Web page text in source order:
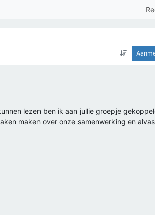
lezen ben ik aan jullie groepje
maken over onze samenwerking en